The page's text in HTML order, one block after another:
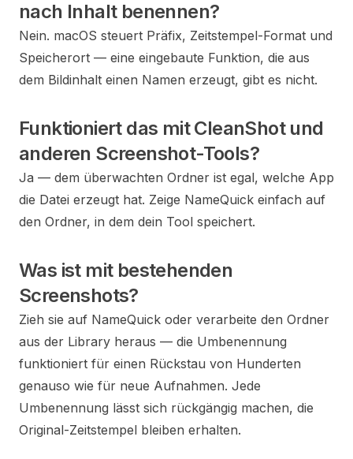
nach Inhalt benennen?
Nein. macOS steuert Präfix, Zeitstempel-Format und
Speicherort — eine eingebaute Funktion, die aus
dem Bildinhalt einen Namen erzeugt, gibt es nicht.
Funktioniert das mit CleanShot und
anderen Screenshot-Tools?
Ja — dem überwachten Ordner ist egal, welche App
die Datei erzeugt hat. Zeige NameQuick einfach auf
den Ordner, in dem dein Tool speichert.
Was ist mit bestehenden
Screenshots?
Zieh sie auf NameQuick oder verarbeite den Ordner
aus der Library heraus — die Umbenennung
funktioniert für einen Rückstau von Hunderten
genauso wie für neue Aufnahmen. Jede
Umbenennung lässt sich rückgängig machen, die
Original-Zeitstempel bleiben erhalten.